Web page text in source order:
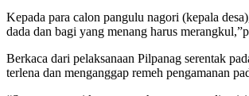
Kepada para calon pangulu nagori (kepala
dada dan bagi yang menang harus
Berkaca dari pelaksanaan Pilpanag serentak
terlena dan menganggap remeh pengamanan